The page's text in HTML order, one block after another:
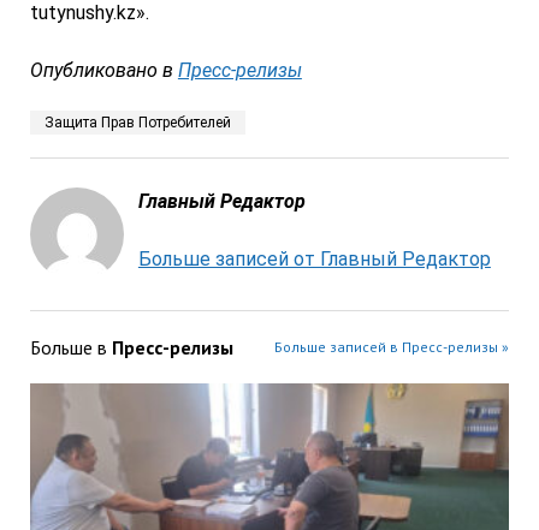
tutynushy.kz».
Опубликовано в Пресс-релизы
Защита Прав Потребителей
Главный Редактор
Больше записей от Главный Редактор
Больше в Пресс-релизы Больше записей в Пресс-релизы »